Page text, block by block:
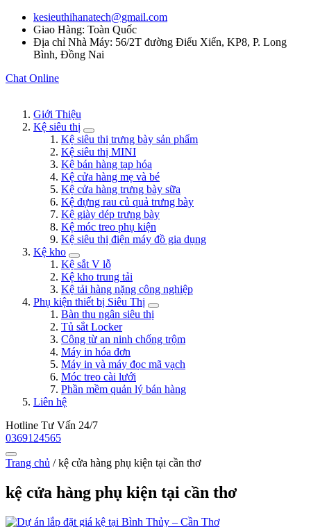
kesieuthihanatech@gmail.com
Giao Hàng: Toàn Quốc
Địa chỉ Nhà Máy: 56/2T đường Điểu Xiển, KP8, P. Long
Bình, Đồng Nai
Chat Online
Giới Thiệu
Kệ siêu thị
Kệ siêu thị trưng bày sản phẩm
Kệ siêu thị MINI
Kệ bán hàng tạp hóa
Kệ cửa hàng mẹ và bé
Kệ cửa hàng trưng bày sữa
Kệ đựng rau củ quả trưng bày
Kệ giày dép trưng bày
Kệ móc treo phụ kiện
Kệ siêu thị điện máy đồ gia dụng
Kệ kho
Kệ sắt V lỗ
Kệ kho trung tải
Kệ tải hàng nặng công nghiệp
Phụ kiện thiết bị Siêu Thị
Bàn thu ngân siêu thị
Tủ sắt Locker
Công từ an ninh chống trộm
Máy in hóa đơn
Máy in và máy đọc mã vạch
Móc treo cài lưới
Phần mềm quản lý bán hàng
Liên hệ
Hotline Tư Vấn 24/7
0369124565
Trang chủ /kệ cửa hàng phụ kiện tại cần thơ
kệ cửa hàng phụ kiện tại cần thơ